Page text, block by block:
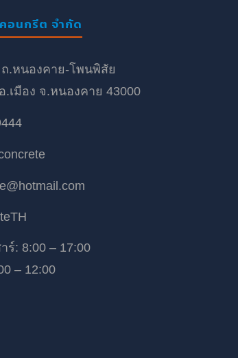
อนกรีต จำกัด
ถ.หนองคาย-โพนพิสัย
.เมือง จ.หนองคาย 43000
ร์: 8:00 – 17:00
– 12:00